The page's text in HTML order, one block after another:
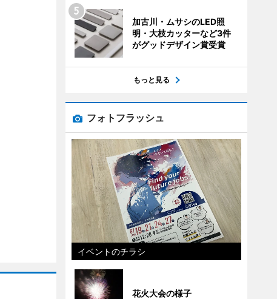
加古川・ムサシのLED照
明・大枝カッターなど3件
がグッドデザイン賞受賞
もっと見る
フォトフラッシュ
イベントのチラシ
花火大会の様子